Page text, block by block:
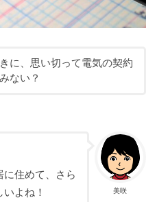
に、思い切って電気の契約
ない？
美咲
に住めて、さら
よね！